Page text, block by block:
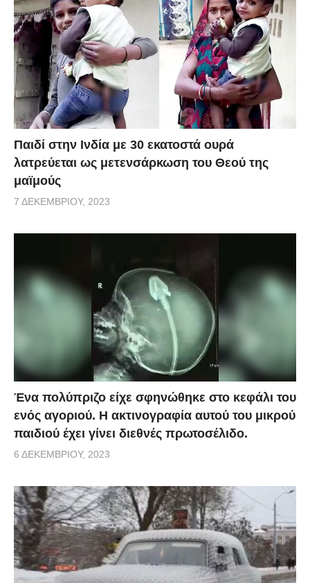
Παιδί στην Ινδία με 30 εκατοστά ουρά
λατρεύεται ως μετενσάρκωση του Θεού της
μαϊμούς
7 ΔΕΚΕΜΒΡΊΟΥ, 2023
Ένα πολύπριζο είχε σφηνώθηκε στο κεφάλι του
ενός αγοριού. Η ακτινογραφία αυτού του μικρού
παιδιού έχει γίνει διεθνές πρωτοσέλιδο.
6 ΔΕΚΕΜΒΡΊΟΥ, 2023